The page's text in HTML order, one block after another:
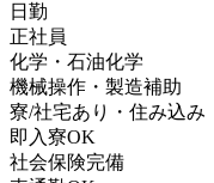
日勤
正社員
化学・石油化学
機械操作・製造補助
寮/社宅あり・住み込み
即入寮OK
社会保険完備